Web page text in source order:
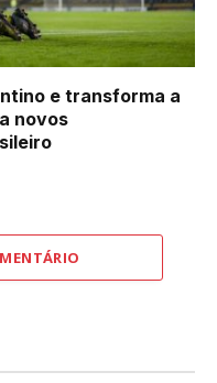
e transforma a
novos